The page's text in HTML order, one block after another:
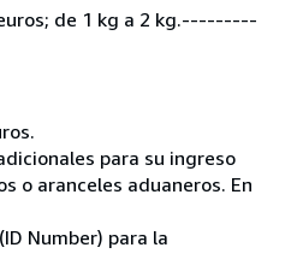
euros; de 1 kg a 2 kg.---------
para su ingreso
o aranceles aduaneros. En
Number) para la